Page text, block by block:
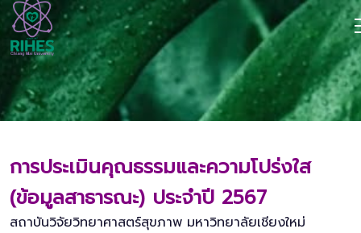
การประเมินคุณธรรมและความโปร่งใส
(ข้อมูลสาธารณะ) ประจำปี 2567
สถาบันวิจัยวิทยาศาสตร์สุขภาพ มหาวิทยาลัยเชียงใหม่